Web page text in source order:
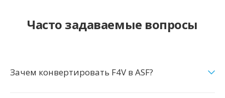
Часто задаваемые вопросы
Зачем конвертировать F4V в ASF?